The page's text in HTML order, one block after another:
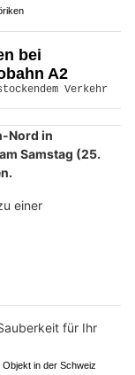
bei
A2
Nord in
Samstag (25.
einer
in der Schweiz